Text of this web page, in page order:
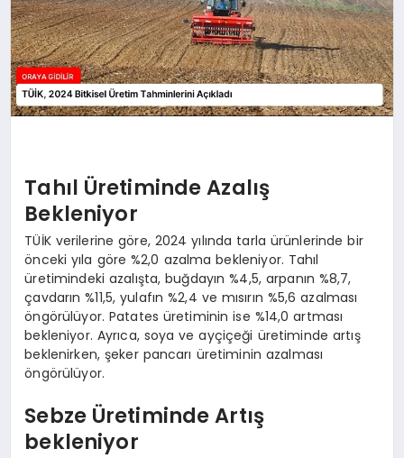
Tahıl Üretiminde Azalış
Bekleniyor
TÜİK verilerine göre, 2024 yılında tarla ürünlerinde bir
önceki yıla göre %2,0 azalma bekleniyor. Tahıl
üretimindeki azalışta, buğdayın %4,5, arpanın %8,7,
çavdarın %11,5, yulafın %2,4 ve mısırın %5,6 azalması
öngörülüyor. Patates üretiminin ise %14,0 artması
bekleniyor. Ayrıca, soya ve ayçiçeği üretiminde artış
beklenirken, şeker pancarı üretiminin azalması
öngörülüyor.
Sebze Üretiminde Artış
bekleniyor